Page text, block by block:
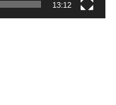
13:12